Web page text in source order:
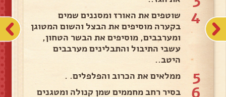
4
שוטפים את האורז ומסננים שמים
בקערה מוסיפים את הבצל והשום המטוגן
ומערבבים, מוסיפים את הבשר הטחון,
עשבי התיבול והתבלינים מערבבים
היטב..
5 ממלאים את הכרוב והפלפלים. .
6
בסיר רחב מחממים שמן קנולה ומטגנים